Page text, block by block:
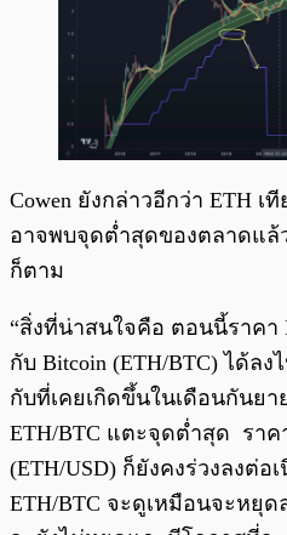
Cowen ยังกล่าวอีกว่า ETH เ
อาจพบจุดต่ำสุดของตลาดแล้
ก็ตาม
“สิ่งที่น่าสนใจคือ ตอนนี้ราคา
กับ Bitcoin (ETH/BTC) ได้ล
กับที่เคยเกิดขึ้นในเดือนกันย
ETH/BTC แตะจุดต่ำสุด ราค
(ETH/USD) ก็ยังคงร่วงลงต่
ETH/BTC จะดูเหมือนจะหยุด